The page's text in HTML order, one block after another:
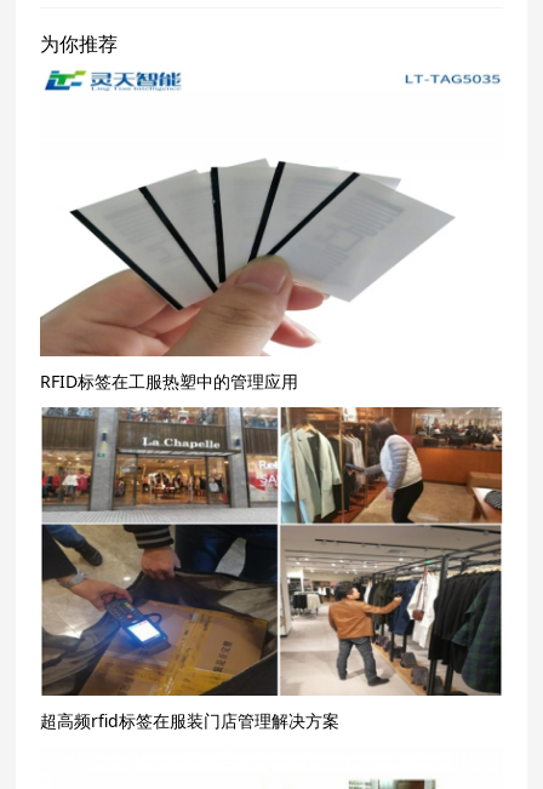
为你推荐
RFID标签在工服热塑中的管理应用
超高频rfid标签在服装门店管理解决方案